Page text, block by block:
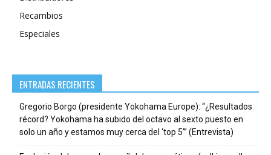
Recambios
Especiales
ENTRADAS RECIENTES
Gregorio Borgo (presidente Yokohama Europe): “¿Resultados
récord? Yokohama ha subido del octavo al sexto puesto en
solo un año y estamos muy cerca del ‘top 5’” (Entrevista)